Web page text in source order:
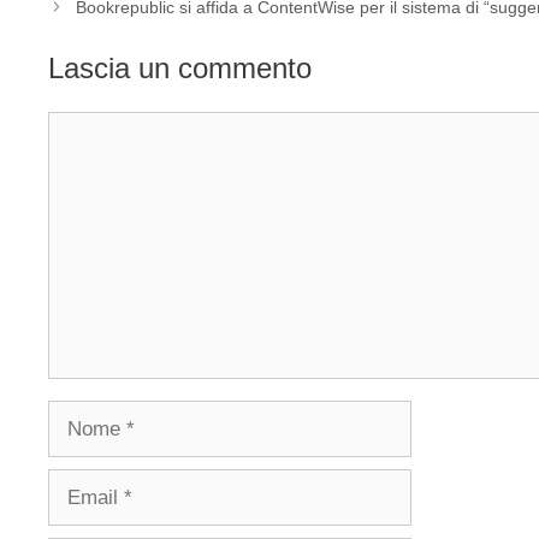
Bookrepublic si affida a ContentWise per il sistema di
Lascia un commento